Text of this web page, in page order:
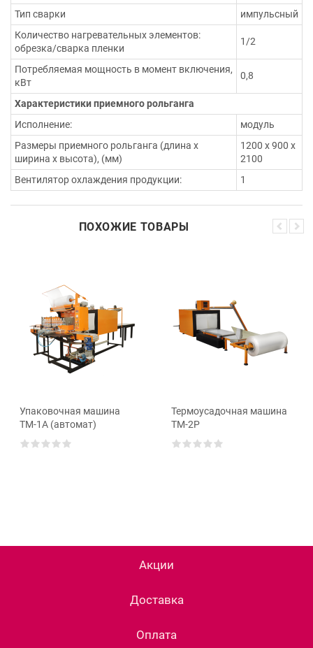
Тип сварки
импульсный
Количество нагревательных элементов:
обрезка/сварка пленки
1/2
Потребляемая мощность в момент включения,
кВт
0,8
Характеристики приемного рольганга
Исполнение:
модуль
Размеры приемного рольганга (длина х
ширина х высота), (мм)
1200 х 900 х
2100
Вентилятор охлаждения продукции:
1
ПОХОЖИЕ ТОВАРЫ
Упаковочная машина
ТМ-1А (автомат)
Термоусадочная машина
ТМ-2Р
Акции
Доставка
Оплата